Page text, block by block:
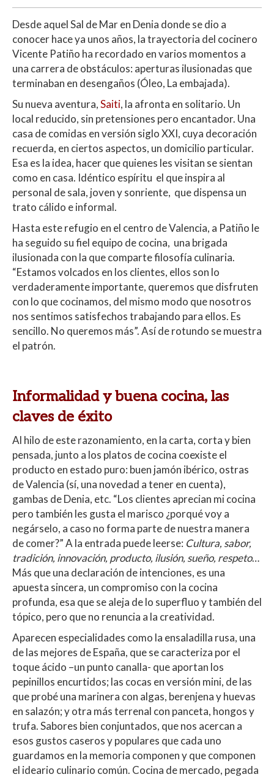
Desde aquel Sal de Mar en Denia donde se dio a
conocer hace ya unos años, la trayectoria del cocinero
Vicente Patiño ha recordado en varios momentos a
una carrera de obstáculos: aperturas ilusionadas que
terminaban en desengaños (Óleo, La embajada).
Su nueva aventura,Saiti, la afronta en solitario. Un
local reducido, sin pretensiones pero encantador. Una
casa de comidas en versión siglo XXI, cuya decoración
recuerda, en ciertos aspectos, un domicilio particular.
Esa es la idea, hacer que quienes les visitan se sientan
como en casa. Idéntico espíritu el que inspira al
personal de sala, joven y sonriente, que dispensa un
trato cálido e informal.
Hasta este refugio en el centro de Valencia, a Patiño le
ha seguido su fiel equipo de cocina, una brigada
ilusionada con la que comparte filosofía culinaria.
“Estamos volcados en los clientes, ellos son lo
verdaderamente importante, queremos que disfruten
con lo que cocinamos, del mismo modo que nosotros
nos sentimos satisfechos trabajando para ellos. Es
sencillo. No queremos más”. Así de rotundo se muestra
el patrón.
Informalidad y buena cocina, las
claves de éxito
Al hilo de este razonamiento, en la carta, corta y bien
pensada, junto a los platos de cocina coexiste el
producto en estado puro: buen jamón ibérico, ostras
de Valencia (sí, una novedad a tener en cuenta),
gambas de Denia, etc. “Los clientes aprecian mi cocina
pero también les gusta el marisco ¿porqué voy a
negárselo, a caso no forma parte de nuestra manera
de comer?” A la entrada puede leerse: Cultura, sabor,
tradición, innovación, producto, ilusión, sueño, respeto…
Más que una declaración de intenciones, es una
apuesta sincera, un compromiso con la cocina
profunda, esa que se aleja de lo superfluo y también del
tópico, pero que no renuncia a la creatividad.
Aparecen especialidades como la ensaladilla rusa, una
de las mejores de España, que se caracteriza por el
toque ácido –un punto canalla- que aportan los
pepinillos encurtidos; las cocas en versión mini, de las
que probé una marinera con algas, berenjena y huevas
en salazón; y otra más terrenal con panceta, hongos y
trufa. Sabores bien conjuntados, que nos acercan a
esos gustos caseros y populares que cada uno
guardamos en la memoria componen y que componen
el ideario culinario común. Cocina de mercado, pegada